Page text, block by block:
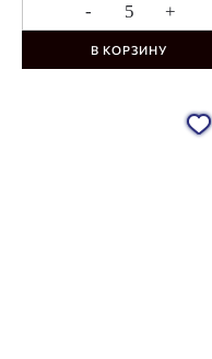
- +
В КОРЗИНУ